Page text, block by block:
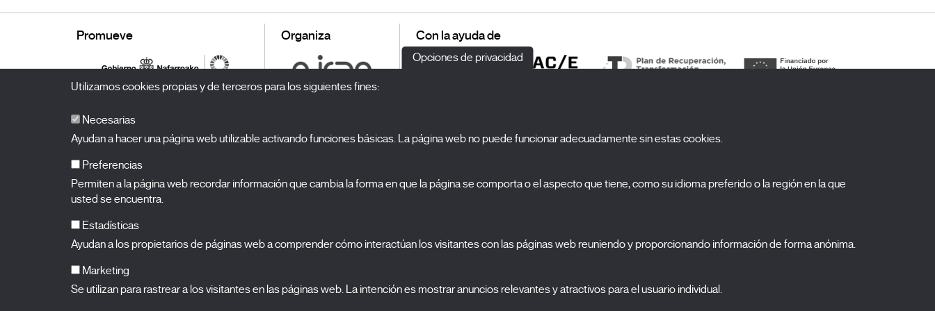
Promueve Organiza Con la ayuda de
BALUARTEPalacio de Congresos y Auditorio de Navarra
Plaza de la Constitución s/n.
Ver mapa
Edición 2027
X Films
FAQs
Nombre
Selecciona una categoría
0 listas seleccionadas
Opciones de privacidad
Utilizamos cookies propias y de terceros para los siguientes fines:
Necesarias
Ayudan a hacer una página web utilizable activando funciones básicas. La página web no puede funcionar adecuadamente sin estas cookies.
Preferencias
Permiten a la página web recordar información que cambia la forma en que la página se comporta o el aspecto que tiene, como su idioma preferido o la región en la que
usted se encuentra.
Estadísticas
Ayudan a los propietarios de páginas web a comprender cómo interactúan los visitantes con las páginas web reuniendo y proporcionando información de forma anónima.
Marketing
Se utilizan para rastrear a los visitantes en las páginas web. La intención es mostrar anuncios relevantes y atractivos para el usuario individual.